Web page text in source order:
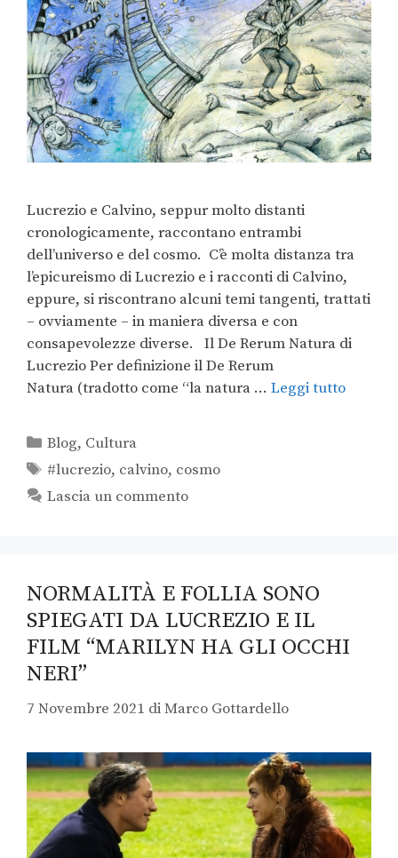
Lucrezio e Calvino, seppur molto distanti
cronologicamente, raccontano entrambi
dell’universo e del cosmo. C’è molta distanza tra
l’epicureismo di Lucrezio e i racconti di Calvino,
eppure, si riscontrano alcuni temi tangenti, trattati
– ovviamente – in maniera diversa e con
consapevolezze diverse. Il De Rerum Natura di
Lucrezio Per definizione il De Rerum
Natura (tradotto come “la natura … Leggi tutto
Blog, Cultura
#lucrezio, calvino, cosmo
Lascia un commento
NORMALITÀ E FOLLIA SONO
SPIEGATI DA LUCREZIO E IL
FILM “MARILYN HA GLI OCCHI
NERI”
7 Novembre 2021 diMarco Gottardello